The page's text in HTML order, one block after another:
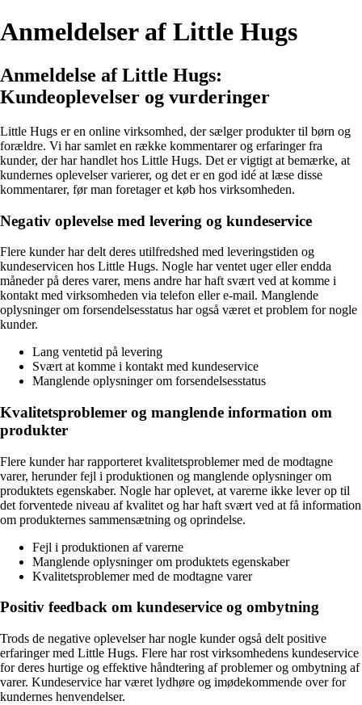
Anmeldelser af Little Hugs
Anmeldelse af Little Hugs:
Kundeoplevelser og vurderinger
Little Hugs er en online virksomhed, der sælger produkter til børn og
forældre. Vi har samlet en række kommentarer og erfaringer fra
kunder, der har handlet hos Little Hugs. Det er vigtigt at bemærke, at
kundernes oplevelser varierer, og det er en god idé at læse disse
kommentarer, før man foretager et køb hos virksomheden.
Negativ oplevelse med levering og kundeservice
Flere kunder har delt deres utilfredshed med leveringstiden og
kundeservicen hos Little Hugs. Nogle har ventet uger eller endda
måneder på deres varer, mens andre har haft svært ved at komme i
kontakt med virksomheden via telefon eller e-mail. Manglende
oplysninger om forsendelsesstatus har også været et problem for nogle
kunder.
Lang ventetid på levering
Svært at komme i kontakt med kundeservice
Manglende oplysninger om forsendelsesstatus
Kvalitetsproblemer og manglende information om
produkter
Flere kunder har rapporteret kvalitetsproblemer med de modtagne
varer, herunder fejl i produktionen og manglende oplysninger om
produktets egenskaber. Nogle har oplevet, at varerne ikke lever op til
det forventede niveau af kvalitet og har haft svært ved at få information
om produkternes sammensætning og oprindelse.
Fejl i produktionen af varerne
Manglende oplysninger om produktets egenskaber
Kvalitetsproblemer med de modtagne varer
Positiv feedback om kundeservice og ombytning
Trods de negative oplevelser har nogle kunder også delt positive
erfaringer med Little Hugs. Flere har rost virksomhedens kundeservice
for deres hurtige og effektive håndtering af problemer og ombytning af
varer. Kundeservice har været lydhøre og imødekommende over for
kundernes henvendelser.